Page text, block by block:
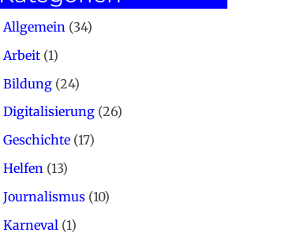
Allgemein (34)
Arbeit (1)
Bildung (24)
Digitalisierung (26)
Geschichte (17)
Helfen (13)
Journalismus (10)
Karneval (1)